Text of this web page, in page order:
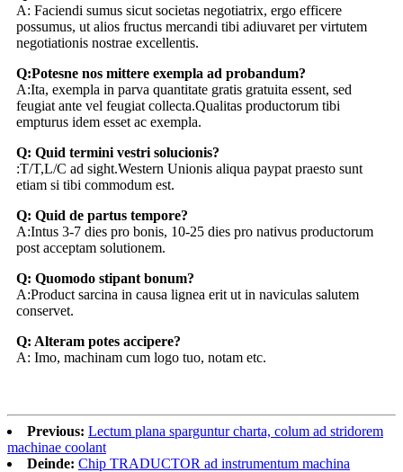
A: Faciendi sumus sicut societas negotiatrix, ergo efficere
possumus, ut alios fructus mercandi tibi adiuvaret per virtutem
negotiationis nostrae excellentis.
Q:Potesne nos mittere exempla ad probandum?
A:Ita, exempla in parva quantitate gratis gratuita essent, sed
feugiat ante vel feugiat collecta.Qualitas productorum tibi
empturus idem esset ac exempla.
Q: Quid termini vestri solucionis?
:T/T,L/C ad sight.Western Unionis aliqua paypat praesto sunt
etiam si tibi commodum est.
Q: Quid de partus tempore?
A:Intus 3-7 dies pro bonis, 10-25 dies pro nativus productorum
post acceptam solutionem.
Q: Quomodo stipant bonum?
A:Product sarcina in causa lignea erit ut in naviculas salutem
conservet.
Q: Alteram potes accipere?
A: Imo, machinam cum logo tuo, notam etc.
Previous: Lectum plana sparguntur charta, colum ad stridorem
machinae coolant
Deinde: Chip TRADUCTOR ad instrumentum machina